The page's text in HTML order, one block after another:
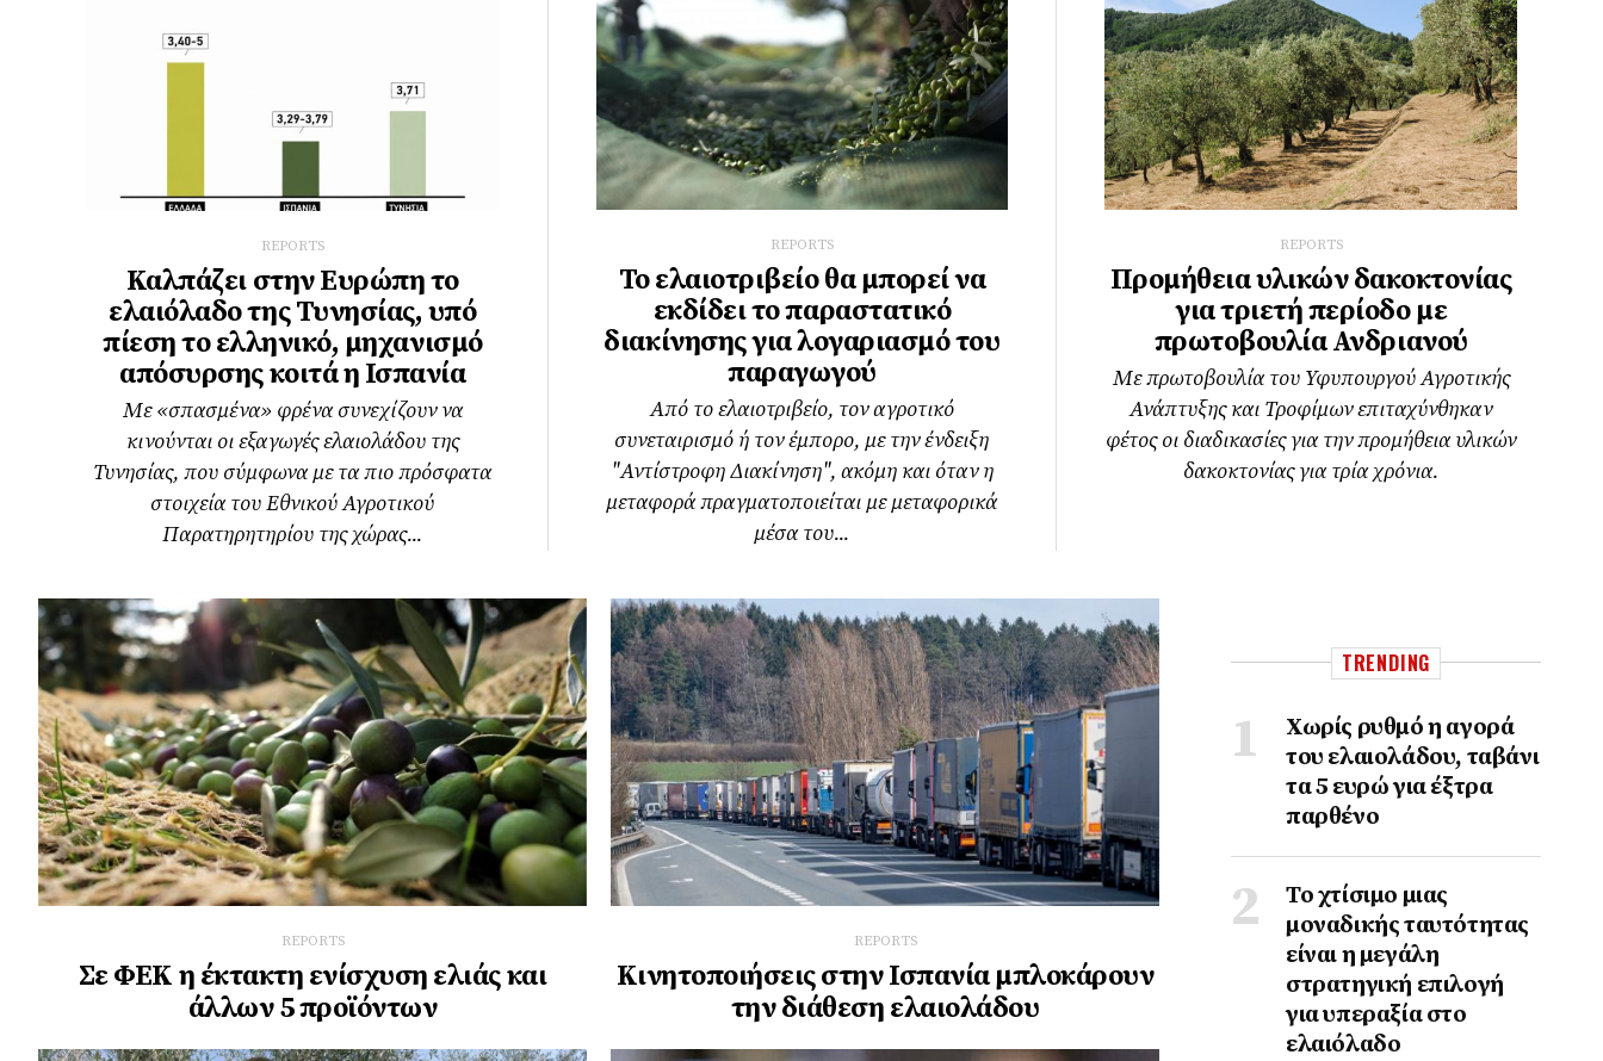
REPORTS
Καλπάζει στην Ευρώπη το
ελαιόλαδο της Τυνησίας, υπό
πίεση το ελληνικό, μηχανισμό
απόσυρσης κοιτά η Ισπανία
Με «σπασμένα» φρένα συνεχίζουν να
κινούνται οι εξαγωγές ελαιολάδου της
Τυνησίας, που σύμφωνα με τα πιο πρόσφατα
στοιχεία του Εθνικού Αγροτικού
Παρατηρητηρίου της χώρας...
REPORTS
Το ελαιοτριβείο θα μπορεί να
εκδίδει το παραστατικό
διακίνησης για λογαριασμό του
παραγωγού
Από το ελαιοτριβείο, τον αγροτικό
συνεταιρισμό ή τον έμπορο, με την ένδειξη
"Αντίστροφη Διακίνηση", ακόμη και όταν η
μεταφορά πραγματοποιείται με μεταφορικά
μέσα του...
REPORTS
Προμήθεια υλικών δακοκτονίας
για τριετή περίοδο με
πρωτοβουλία Ανδριανού
Με πρωτοβουλία του Υφυπουργού Αγροτικής
Ανάπτυξης και Τροφίμων επιταχύνθηκαν
φέτος οι διαδικασίες για την προμήθεια υλικών
δακοκτονίας για τρία χρόνια.
REPORTS
Σε ΦΕΚ η έκτακτη ενίσχυση ελιάς και
άλλων 5 προϊόντων
REPORTS
Κινητοποιήσεις στην Ισπανία μπλοκάρουν
την διάθεση ελαιολάδου
TRENDING
Χωρίς ρυθμό η αγορά
του ελαιολάδου, ταβάνι
τα 5 ευρώ για έξτρα
παρθένο
Το χτίσιμο μιας
μοναδικής ταυτότητας
είναι η μεγάλη
στρατηγική επιλογή
για υπεραξία στο
ελαιόλαδο